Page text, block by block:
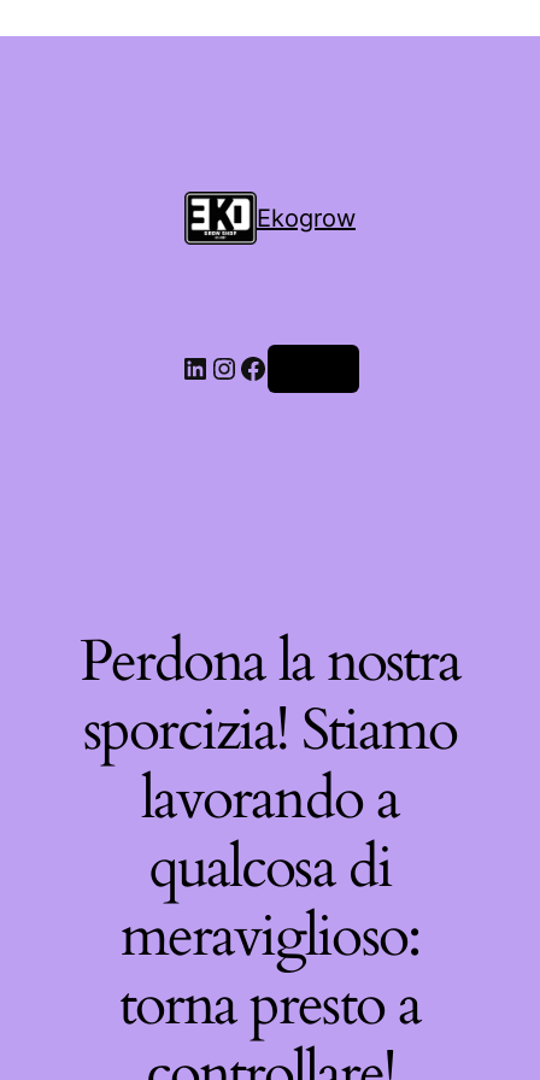
Ekogrow
Perdona la nostra
sporcizia! Stiamo
lavorando a
qualcosa di
meraviglioso:
torna presto a